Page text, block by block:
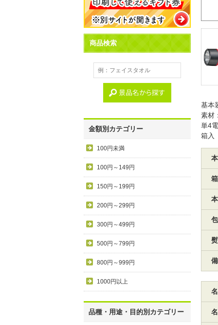
商品検索
金額別カテゴリー
100円未満
100円～149円
150円～199円
200円～299円
300円～499円
500円～799円
800円～999円
1000円以上
品種・用途・目的別カテゴリー
基本
素材
単4
箱入